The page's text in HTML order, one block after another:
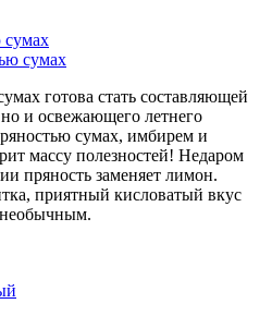
сумах
готова стать составляющей
и освежающего летнего
сумах, имбирем и
массу полезностей! Недаром
пряность заменяет лимон.
приятный кисловатый вкус
необычным.